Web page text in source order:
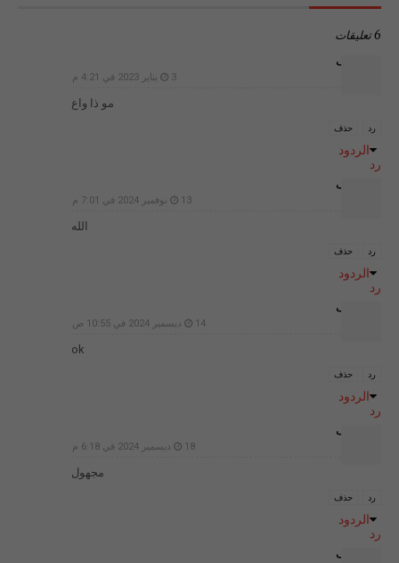
6 تعليقات
غير معرف
3 يناير 2023 في 4:21 م
مو ذا واع
رد حذف
الردود
رد
غير معرف
13 نوفمبر 2024 في 7:01 م
الله
رد حذف
الردود
رد
غير معرف
14 ديسمبر 2024 في 10:55 ص
ok
رد حذف
الردود
رد
غير معرف
18 ديسمبر 2024 في 6:18 م
مجهول
رد حذف
الردود
رد
غير معرف